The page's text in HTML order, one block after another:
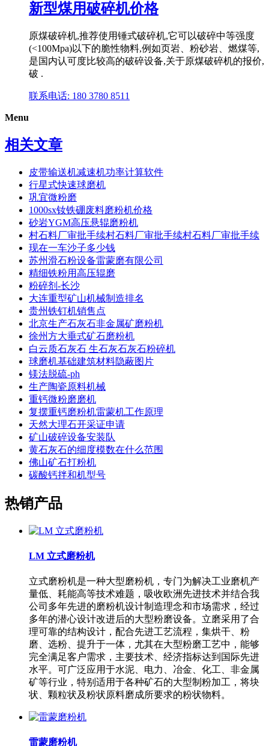
新型煤用破碎机价格
原煤破碎机,推荐使用锤式破碎机,它可以破碎中等强度
(<100Mpa)以下的脆性物料,例如页岩、粉砂岩、燃煤等,
是国内认可度比较高的破碎设备,关于原煤破碎机的报价,
破 .
联系电话: 180 3780 8511
Menu
相关文章
皮带输送机减速机功率计算软件
行星式快速球磨机
巩宜微粉磨
1000sx钕铁硼废料磨粉机价格
砂岩YGM高压悬辊磨粉机
村石料厂审批手续村石料厂审批手续村石料厂审批手续
现在一车沙子多少钱
苏州滑石粉设备雷蒙磨有限公司
精细铁粉用高压辊磨
粉碎剂-长沙
大连重型矿山机械制造排名
贵州铁钉机销售点
北京生产石灰石非金属矿磨粉机
徐州方大垂式矿石磨粉机
白云质石灰石 生石灰石灰石粉碎机
球磨机基础建筑材料隐蔽图片
镁法脱硫-ph
生产陶瓷原料机械
重钙微粉磨磨机
复摆重钙磨粉机雷蒙机工作原理
天然大理石开采证申请
矿山破碎设备安装队
黄石灰石的细度模数在什么范围
佛山矿石打粉机
碳酸钙拌和机型号
热销产品
LM 立式磨粉机
立式磨粉机是一种大型磨粉机，专门为解决工业磨机产
量低、耗能高等技术难题，吸收欧洲先进技术并结合我
公司多年先进的磨粉机设计制造理念和市场需求，经过
多年的潜心设计改进后的大型粉磨设备。立磨采用了合
理可靠的结构设计，配合先进工艺流程，集烘干、粉
磨、选粉、提升于一体，尤其在大型粉磨工艺中，能够
完全满足客户需求，主要技术、经济指标达到国际先进
水平。可广泛应用于水泥、电力、冶金、化工、非金属
矿等行业，特别适用于各种矿石的大型制粉加工，将块
状、颗粒状及粉状原料磨成所要求的粉状物料。
雷蒙磨粉机